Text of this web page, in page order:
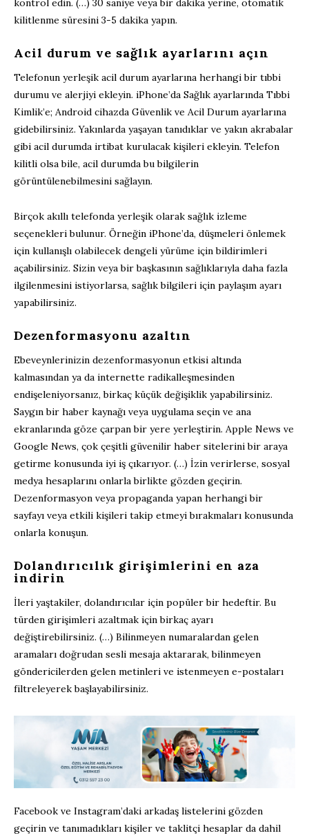
kontrol edin. (…) 30 saniye veya bir dakika yerine, otomatik
kilitlenme süresini 3-5 dakika yapın.
Acil durum ve sağlık ayarlarını açın
Telefonun yerleşik acil durum ayarlarına herhangi bir tıbbi
durumu ve alerjiyi ekleyin. iPhone’da Sağlık ayarlarında Tıbbi
Kimlik’e; Android cihazda Güvenlik ve Acil Durum ayarlarına
gidebilirsiniz. Yakınlarda yaşayan tanıdıklar ve yakın akrabalar
gibi acil durumda irtibat kurulacak kişileri ekleyin. Telefon
kilitli olsa bile, acil durumda bu bilgilerin
görüntülenebilmesini sağlayın.
Birçok akıllı telefonda yerleşik olarak sağlık izleme
seçenekleri bulunur. Örneğin iPhone’da, düşmeleri önlemek
için kullanışlı olabilecek dengeli yürüme için bildirimleri
açabilirsiniz. Sizin veya bir başkasının sağlıklarıyla daha fazla
ilgilenmesini istiyorlarsa, sağlık bilgileri için paylaşım ayarı
yapabilirsiniz.
Dezenformasyonu azaltın
Ebeveynlerinizin dezenformasyonun etkisi altında
kalmasından ya da internette radikalleşmesinden
endişeleniyorsanız, birkaç küçük değişiklik yapabilirsiniz.
Saygın bir haber kaynağı veya uygulama seçin ve ana
ekranlarında göze çarpan bir yere yerleştirin. Apple News ve
Google News, çok çeşitli güvenilir haber sitelerini bir araya
getirme konusunda iyi iş çıkarıyor. (…) İzin verirlerse, sosyal
medya hesaplarını onlarla birlikte gözden geçirin.
Dezenformasyon veya propaganda yapan herhangi bir
sayfayı veya etkili kişileri takip etmeyi bırakmaları konusunda
onlarla konuşun.
Dolandırıcılık girişimlerini en aza
indirin
İleri yaştakiler, dolandırıcılar için popüler bir hedeftir. Bu
türden girişimleri azaltmak için birkaç ayarı
değiştirebilirsiniz. (…) Bilinmeyen numaralardan gelen
aramaları doğrudan sesli mesaja aktararak, bilinmeyen
göndericilerden gelen metinleri ve istenmeyen e-postaları
filtreleyerek başlayabilirsiniz.
Facebook ve Instagram’daki arkadaş listelerini gözden
geçirin ve tanımadıkları kişiler ve taklitçi hesaplar da dahil